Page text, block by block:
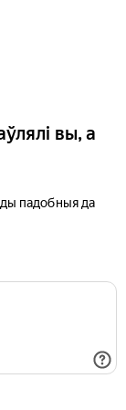
вы, а
падобныя да